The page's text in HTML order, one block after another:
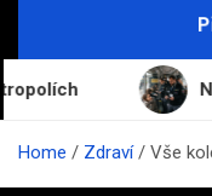
Nástup
Home Zdraví Vše